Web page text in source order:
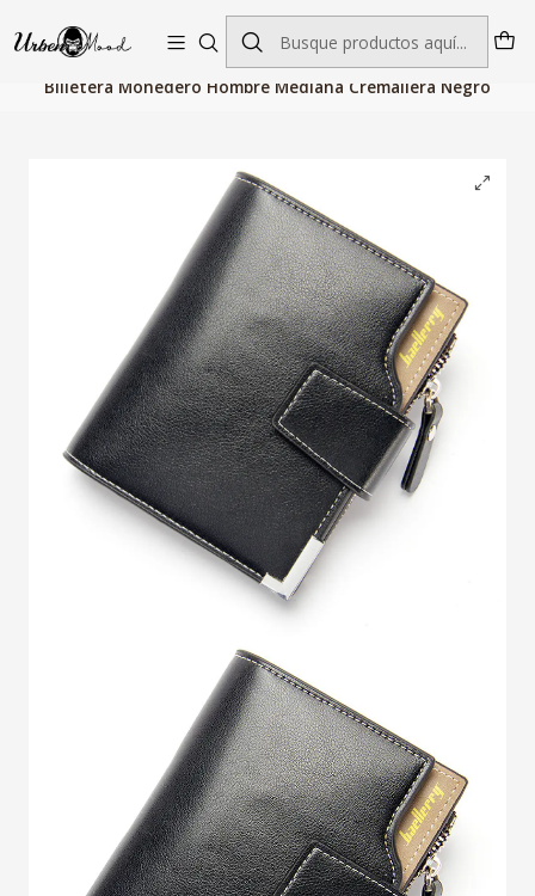
Envío GRATIS desde $60.000 | Entregas rápidas 1–5 días hábiles
Billeteras, Bolsos y Maletas Bolsos Hombre
Billetera Monedero Hombre Mediana Cremallera Negro